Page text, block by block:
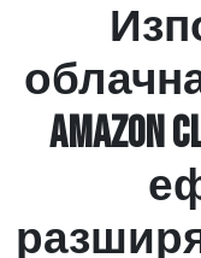
Amazon